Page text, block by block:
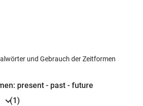
und Gebrauch der Zeitformen
present - past - future
(1)